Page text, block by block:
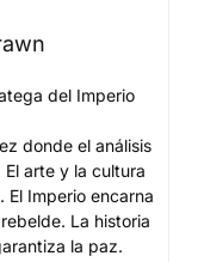
del Imperio
donde el análisis
arte y la cultura
Imperio encarna
La historia
la paz.